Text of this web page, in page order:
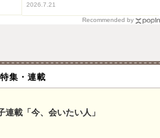
2026.7.21
Recommended by
特集・連載
連載「今、会いたい人」